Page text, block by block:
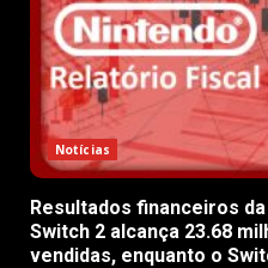
Notícias
Resultados financeiros
Switch 2 alcança 23.68
vendidas, enquanto o